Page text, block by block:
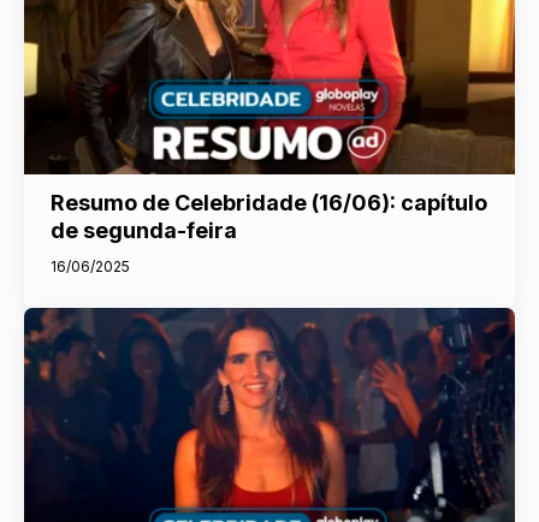
Resumo de Celebridade (16/06): capítulo
de segunda-feira
16/06/2025